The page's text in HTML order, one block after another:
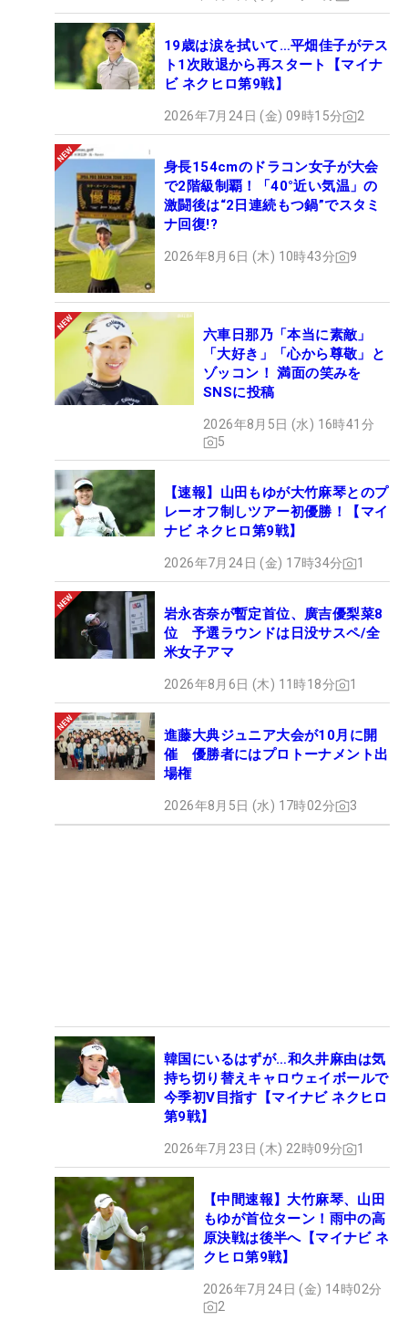
19歳は涙を拭いて…平畑佳子がテス
ト1次敗退から再スタート【マイナ
ビ ネクヒロ第9戦】
2026年7月24日 (金) 09時15分 2
身長154cmのドラコン女子が大会
で2階級制覇！「40°近い気温」の
激闘後は“2日連続もつ鍋”でスタミ
ナ回復!?
2026年8月6日 (木) 10時43分 9
六車日那乃「本当に素敵」
「大好き」「心から尊敬」と
ゾッコン！ 満面の笑みを
SNSに投稿
2026年8月5日 (水) 16時41分
5
【速報】山田もゆが大竹麻琴とのプ
レーオフ制しツアー初優勝！【マイ
ナビ ネクヒロ第9戦】
2026年7月24日 (金) 17時34分 1
岩永杏奈が暫定首位、廣吉優梨菜8
位 予選ラウンドは日没サスペ/全
米女子アマ
2026年8月6日 (木) 11時18分 1
進藤大典ジュニア大会が10月に開
催 優勝者にはプロトーナメント出
場権
2026年8月5日 (水) 17時02分 3
韓国にいるはずが…和久井麻由は気
持ち切り替えキャロウェイボールで
今季初V目指す【マイナビ ネクヒロ
第9戦】
2026年7月23日 (木) 22時09分 1
【中間速報】大竹麻琴、山田
もゆが首位ターン！雨中の高
原決戦は後半へ【マイナビ ネ
クヒロ第9戦】
2026年7月24日 (金) 14時02分
2